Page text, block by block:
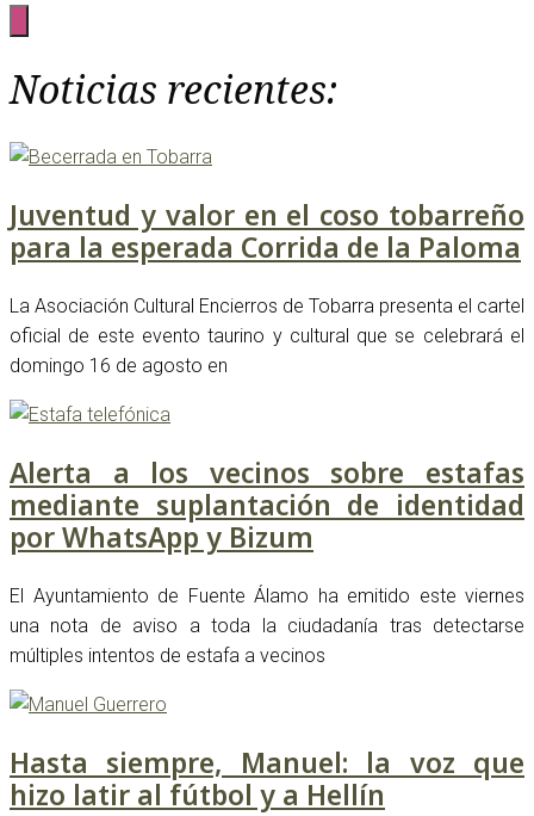
Noticias recientes:
Juventud y valor en el coso tobarreño
para la esperada Corrida de la Paloma
La Asociación Cultural Encierros de Tobarra presenta el cartel
oficial de este evento taurino y cultural que se celebrará el
domingo 16 de agosto en
Alerta a los vecinos sobre estafas
mediante suplantación de identidad
por WhatsApp y Bizum
El Ayuntamiento de Fuente Álamo ha emitido este viernes
una nota de aviso a toda la ciudadanía tras detectarse
múltiples intentos de estafa a vecinos
Hasta siempre, Manuel: la voz que
hizo latir al fútbol y a Hellín